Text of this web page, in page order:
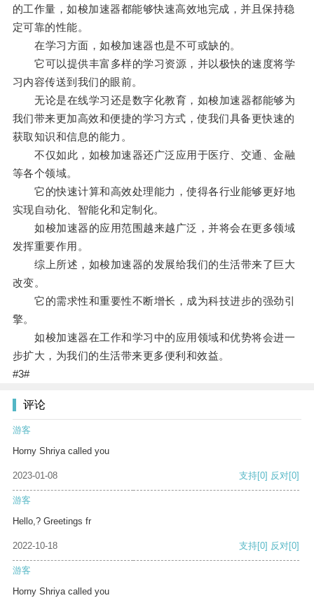
的工作量，如梭加速器都能够快速高效地完成，并且保持稳
定可靠的性能。
在学习方面，如梭加速器也是不可或缺的。
它可以提供丰富多样的学习资源，并以极快的速度将学
习内容传送到我们的眼前。
无论是在线学习还是数字化教育，如梭加速器都能够为
我们带来更加高效和便捷的学习方式，使我们具备更快速的
获取知识和信息的能力。
不仅如此，如梭加速器还广泛应用于医疗、交通、金融
等各个领域。
它的快速计算和高效处理能力，使得各行业能够更好地
实现自动化、智能化和定制化。
如梭加速器的应用范围越来越广泛，并将会在更多领域
发挥重要作用。
综上所述，如梭加速器的发展给我们的生活带来了巨大
改变。
它的需求性和重要性不断增长，成为科技进步的强劲引
擎。
如梭加速器在工作和学习中的应用领域和优势将会进一
步扩大，为我们的生活带来更多便利和效益。
#3#
评论
游客
Horny Shriya called you
2023-01-08 支持[0] 反对[0]
游客
Hello,? Greetings fr
2022-10-18 支持[0] 反对[0]
游客
Horny Shriya called you